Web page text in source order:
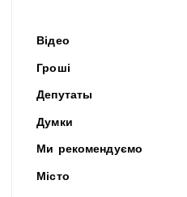
Відео
Гроші
Депутаты
Думки
Ми рекомендуємо
Місто